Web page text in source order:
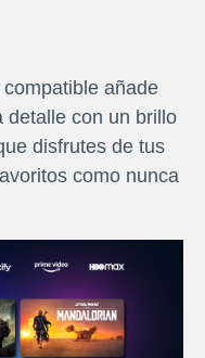
añade
detalle con un brillo
disfrutes de tus
como nunca